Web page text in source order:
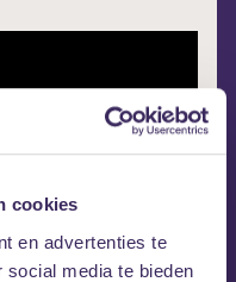
cookies
en advertenties te
media te bieden